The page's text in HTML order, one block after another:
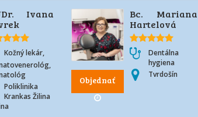
Ivana
Kožný lekár,
Poliklinika
Krankas Žilina
Objednať
Bc. Mariana
Hartelová
Dentálna
hygiena
Tvrdošín